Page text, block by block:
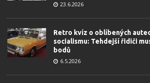
23.6.2026
Retro kvíz o oblíbených
socialismu: Tehdejší řidiči
bodů
6.5.2026